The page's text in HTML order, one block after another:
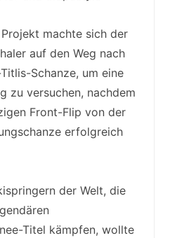
machte sich der
auf den Weg nach
Schanze, um eine
zu versuchen, nachdem
Front-Flip von der
erfolgreich
der Welt, die
Titel kämpfen, wollte